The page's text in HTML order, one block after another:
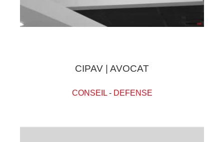
CIPAV | AVOCAT
CONSEIL- DEFENSE